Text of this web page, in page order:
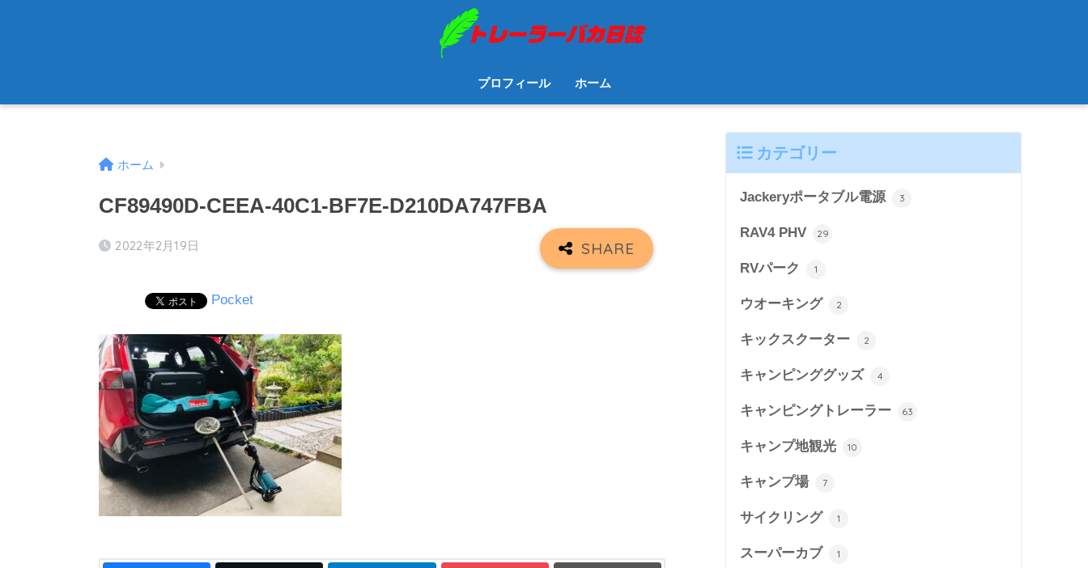
プロフィール ホーム
ホーム
CF89490D-CEEA-40C1-BF7E-D210DA747FBA
2022年2月19日
Pocket
カテゴリー
Jackeryポータブル電源 3
RAV4 PHV 29
RVパーク 1
ウオーキング 2
キックスクーター 2
キャンピンググッズ 4
キャンピングトレーラー 63
キャンプ地観光 10
キャンプ場 7
サイクリング 1
スーパーカブ 1